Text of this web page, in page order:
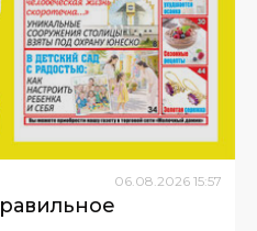
06 08 2026 15:57